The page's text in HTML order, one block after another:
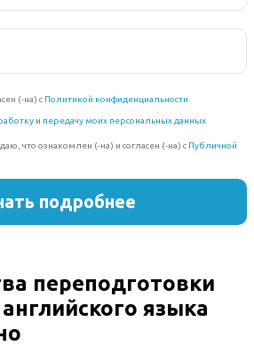
переподготовки
языка